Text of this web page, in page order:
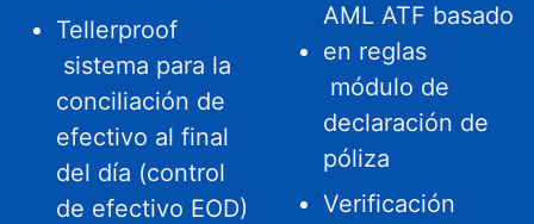
Tellerproof
sistema para la
conciliación de
efectivo al final
del día (control
de efectivo EOD)
AML ATF basado
en reglas
módulo de
declaración de
póliza
Verificación